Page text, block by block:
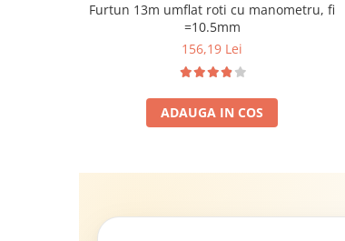
Furtun 13m umflat roti cu manometru, fi
=10.5mm
156,19 Lei
ADAUGA IN COS